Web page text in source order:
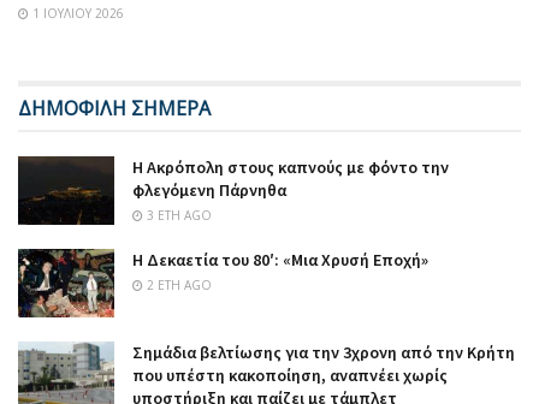
1 ΙΟΥΛΊΟΥ 2026
ΔΗΜΟΦΙΛΗ ΣΗΜΕΡΑ
Η Ακρόπολη στους καπνούς με φόντο την
φλεγόμενη Πάρνηθα
3 ΈΤΗ AGO
Η Δεκαετία του 80′: «Μια Χρυσή Εποχή»
2 ΈΤΗ AGO
Σημάδια βελτίωσης για την 3χρονη από την Κρήτη
που υπέστη κακοποίηση, αναπνέει χωρίς
υποστήριξη και παίζει με τάμπλετ